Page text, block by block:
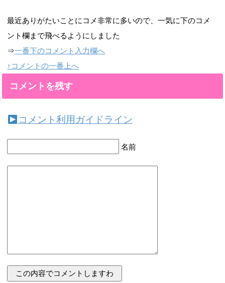
最近ありがたいことにコメ非常に多いので、一気に下のコメ
ント欄まで飛べるようにしました
⇒一番下のコメント入力欄へ
↑コメントの一番上へ
コメントを残す
コメント利用ガイドライン
名前